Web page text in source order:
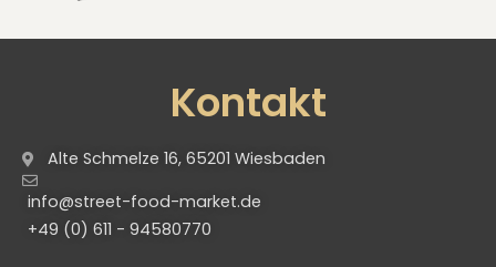
Kontakt
Alte Schmelze 16, 65201 Wiesbaden
info@street-food-market.de
+49 (0) 611 - 94580770